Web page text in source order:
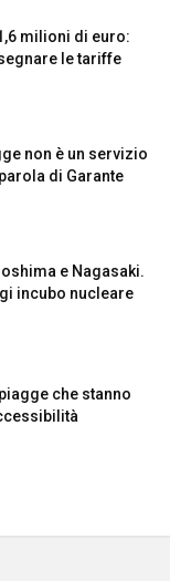
milioni di euro:
le tariffe
non è un servizio
di Garante
e Nagasaki.
incubo nucleare
che stanno